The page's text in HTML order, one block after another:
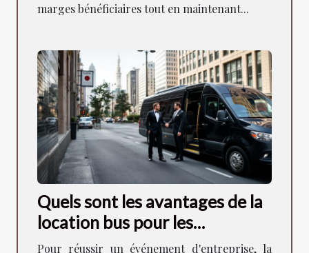
marges bénéficiaires tout en maintenant...
Quels sont les avantages de la
location bus pour les
événements d'entreprise ?
Pour réussir un événement d'entreprise, la